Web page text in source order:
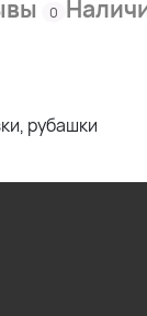
0
рубашки